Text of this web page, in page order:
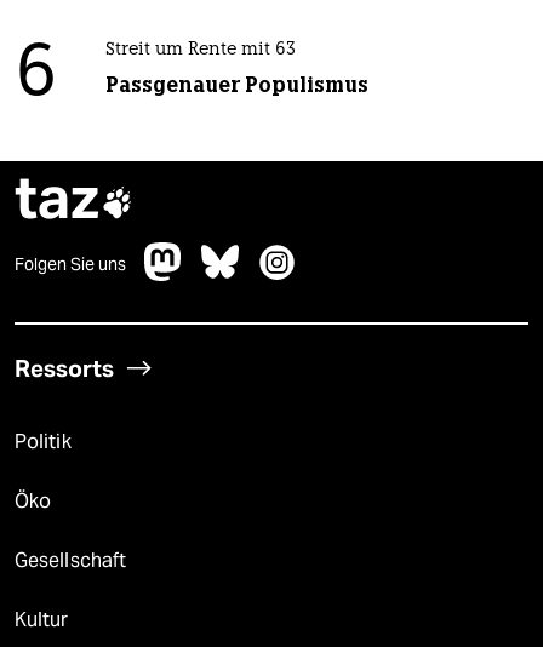
6 Streit um Rente mit 63
Passgenauer Populismus
taz
Folgen Sie uns
Ressorts
Politik
Öko
Gesellschaft
Kultur